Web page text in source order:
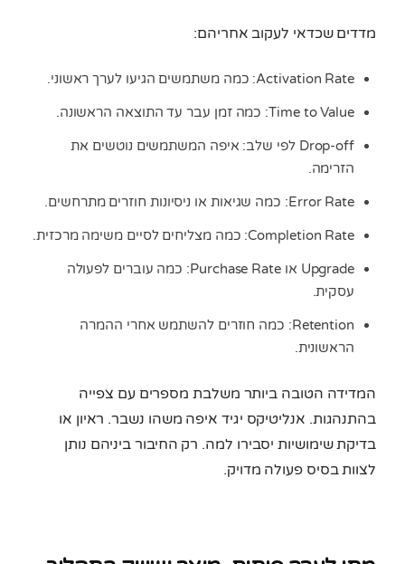
מדדים שכדאי לעקוב אחריהם:
Activation Rate: כמה משתמשים הגיעו לערך ראשוני.
Time to Value: כמה זמן עבר עד התוצאה הראשונה.
Drop-off לפי שלב: איפה המשתמשים נוטשים את
הזרימה.
Error Rate: כמה שגיאות או ניסיונות חוזרים מתרחשים.
Completion Rate: כמה מצליחים לסיים משימה מרכזית.
Upgrade או Purchase Rate: כמה עוברים לפעולה
עסקית.
Retention: כמה חוזרים להשתמש אחרי ההמרה
הראשונית.
המדידה הטובה ביותר משלבת מספרים עם צפייה
בהתנהגות. אנליטיקס יגיד איפה משהו נשבר. ראיון או
בדיקת שימושיות יסבירו למה. רק החיבור ביניהם נותן
לצוות בסיס פעולה מדויק.